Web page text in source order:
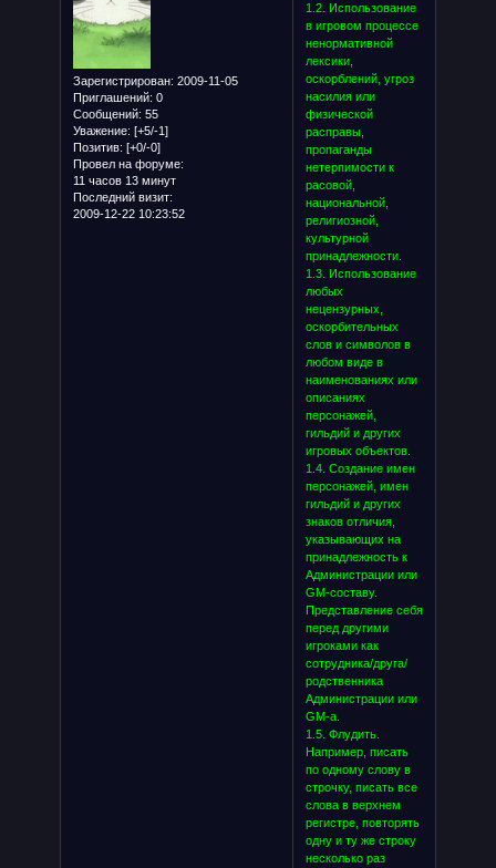
Зарегистрирован: 2009-11-05
Приглашений: 0
Сообщений: 55
Уважение: [+5/-1]
Позитив: [+0/-0]
Провел на форуме:
11 часов 13 минут
Последний визит:
2009-12-22 10:23:52
1.2. Использование
в игровом процессе
ненормативной
лексики,
оскорблений, угроз
насилия или
физической
расправы,
пропаганды
нетерпимости к
расовой,
национальной,
религиозной,
культурной
принадлежности.
1.3. Использование
любых
нецензурных,
оскорбительных
слов и символов в
любом виде в
наименованиях или
описаниях
персонажей,
гильдий и других
игровых объектов.
1.4. Создание имен
персонажей, имен
гильдий и других
знаков отличия,
указывающих на
принадлежность к
Администрации или
GM-составу.
Представление себя
перед другими
игроками как
сотрудника/друга/
родственника
Администрации или
GM-а.
1.5. Флудить.
Например, писать
по одному слову в
строчку, писать все
слова в верхнем
регистре, повторять
одну и ту же строку
несколько раз